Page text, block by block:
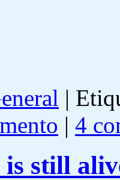
|
| 4
is still